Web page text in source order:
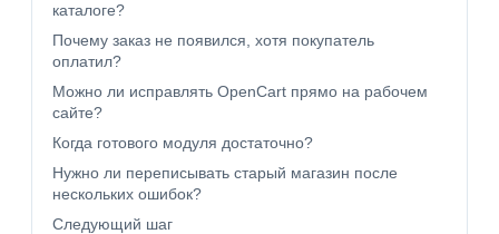
каталоге?
Почему заказ не появился, хотя покупатель
оплатил?
Можно ли исправлять OpenCart прямо на рабочем
сайте?
Когда готового модуля достаточно?
Нужно ли переписывать старый магазин после
нескольких ошибок?
Следующий шаг